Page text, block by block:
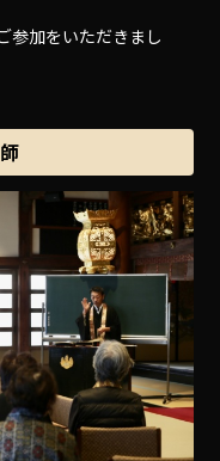
参加をいただきまし